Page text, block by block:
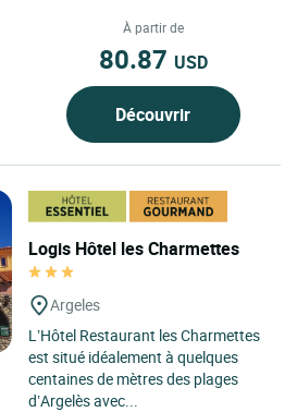
À partir de
80.87 USD
Découvrir
Logis Hôtel les Charmettes
Argeles
L’Hôtel Restaurant les Charmettes
est situé idéalement à quelques
centaines de mètres des plages
d’Argelès avec...